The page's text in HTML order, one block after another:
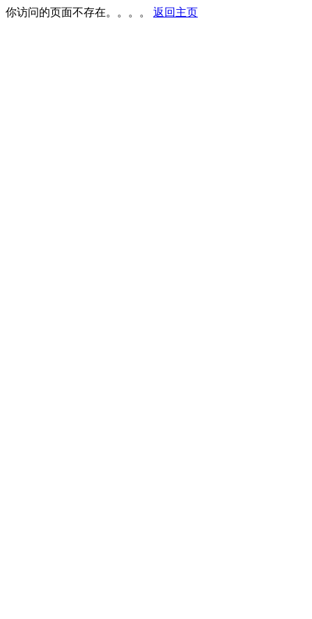
你访问的页面不存在。。。。 返回主页